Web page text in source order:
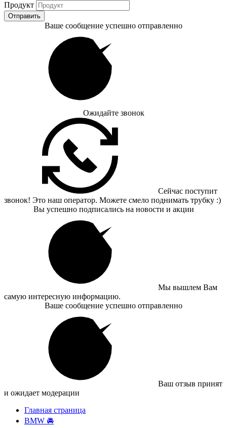
Продукт
Отправить
Ваше сообщение успешно отправленно
Ожидайте звонок
Сейчас поступит
звонок! Это наш оператор. Можете смело поднимать трубку :)
Вы успешно подписались на новости и акции
Мы вышлем Вам
самую интересную информацию.
Ваше сообщение успешно отправленно
Ваш отзыв принят
и ожидает модерации
Главная страница
BMW 🚘